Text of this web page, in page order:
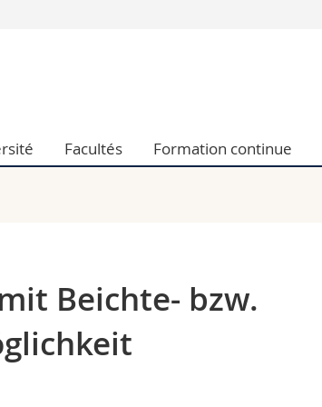
humaines
l'éducation et de la formation
Facultés Formation continue
Beichte- bzw.